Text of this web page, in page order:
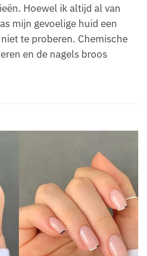
Hoewel ik altijd al van
mijn gevoelige huid een
te proberen. Chemische
en de nagels broos